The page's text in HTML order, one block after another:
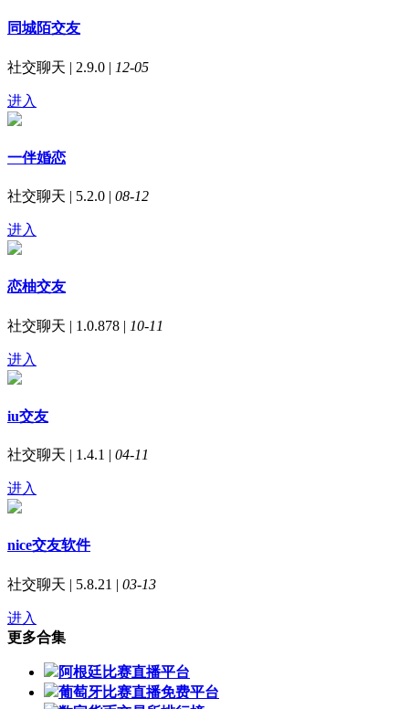
同城陌交友
社交聊天 | 2.9.0 | 12-05
进入
一伴婚恋
社交聊天 | 5.2.0 | 08-12
进入
恋柚交友
社交聊天 | 1.0.878 | 10-11
进入
iu交友
社交聊天 | 1.4.1 | 04-11
进入
nice交友软件
社交聊天 | 5.8.21 | 03-13
进入
更多合集
阿根廷比赛直播平台
葡萄牙比赛直播免费平台